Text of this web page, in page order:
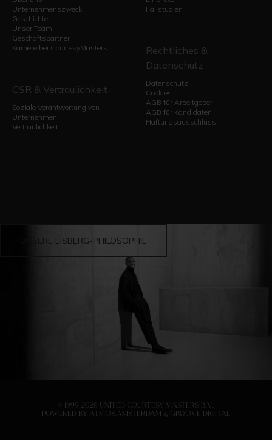
Unternehmenszweck
Geschichte
Unser Team
Geschäftspartner
Karriere bei CourtesyMasters
CSR & Vertraulichkeit
Soziale Verantwortung von
Unternehmen
Vertraulichkeit
Fallstudien
Rechtliches &
Datenschutz
Datenschutz
Cookies
AGB für Arbeitgeber
AGB für Kandidaten
Haftungsausschluss
UNSERE EISBERG-PHILOSOPHIE
© 1999-2026 United Courtesy Masters B.V.
Powered by
Atmos.Amsterdam & Groove Digital